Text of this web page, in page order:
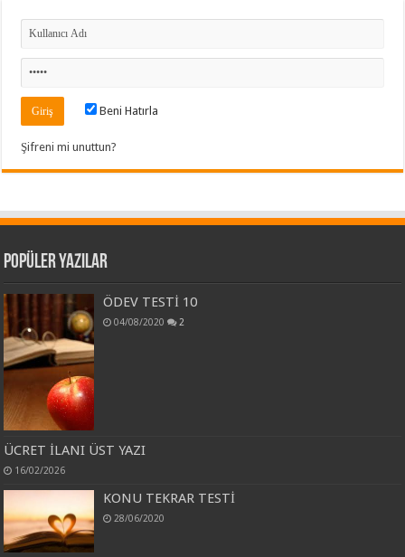
Beni Hatırla
Şifreni mi unuttun?
Popüler Yazılar
ÖDEV TESTİ 10
04/08/2020 2
ÜCRET İLANI ÜST YAZI
16/02/2026
KONU TEKRAR TESTİ
28/06/2020